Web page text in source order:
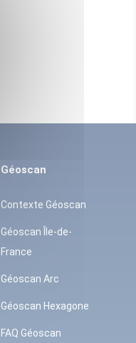
Géoscan
Contexte Géoscan
Géoscan Île-de-
France
Géoscan Arc
Géoscan Hexagone
FAQ Géoscan